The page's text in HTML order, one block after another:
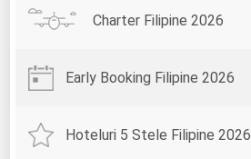
Charter Filipine 2026
Early Booking Filipine 2026
Hoteluri 5 Stele Filipine 2026